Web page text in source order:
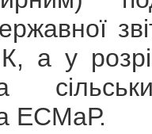
а у
ЕСМаР.